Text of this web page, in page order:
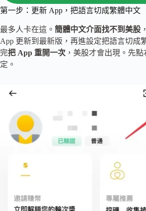
第一步：更新 App，把語言切成繁體中文
最多人卡在這。 簡體中文介面找不到美股
App 更新到最新版，再進設定把語言切成
完把 App 重開一次 ，美股才會出現。先
定。